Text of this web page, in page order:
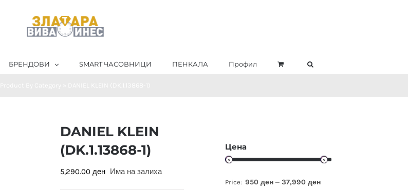
БРЕНДОВИ SMART ЧАСОВНИЦИ ПЕНКАЛА Профил
DANIEL KLEIN
(DK.1.13868-1)
5,290.00 ден Има на залиха
Цена
Price: 950 ден— 37,990 ден